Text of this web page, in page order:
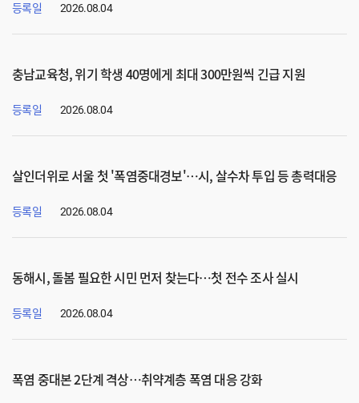
등록일 2026.08.04
충남교육청, 위기 학생 40명에게 최대 300만원씩 긴급 지원
등록일 2026.08.04
살인더위로 서울 첫 '폭염중대경보'…시, 살수차 투입 등 총력대응
등록일 2026.08.04
동해시, 돌봄 필요한 시민 먼저 찾는다…첫 전수 조사 실시
등록일 2026.08.04
폭염 중대본 2단계 격상…취약계층 폭염 대응 강화